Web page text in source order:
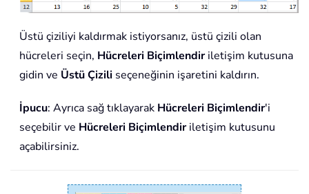
Üstü çiziliyi kaldırmak istiyorsanız, üstü çizili olan
hücreleri seçin, Hücreleri Biçimlendiriletişim kutusuna
gidin ve Üstü Çizili seçeneğinin işaretini kaldırın.
İpucu: Ayrıca sağ tıklayarak Hücreleri Biçimlendir'i
seçebilir ve Hücreleri Biçimlendiriletişim kutusunu
açabilirsiniz.